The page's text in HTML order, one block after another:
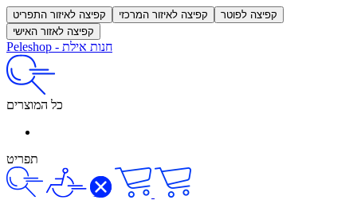
קפיצה לאיזור התפריט קפיצה לאיזור המרכזי
קפיצה לפוטר
קפיצה לאזור האישי
Peleshop - חנות אילת
כל המוצרים
תפריט